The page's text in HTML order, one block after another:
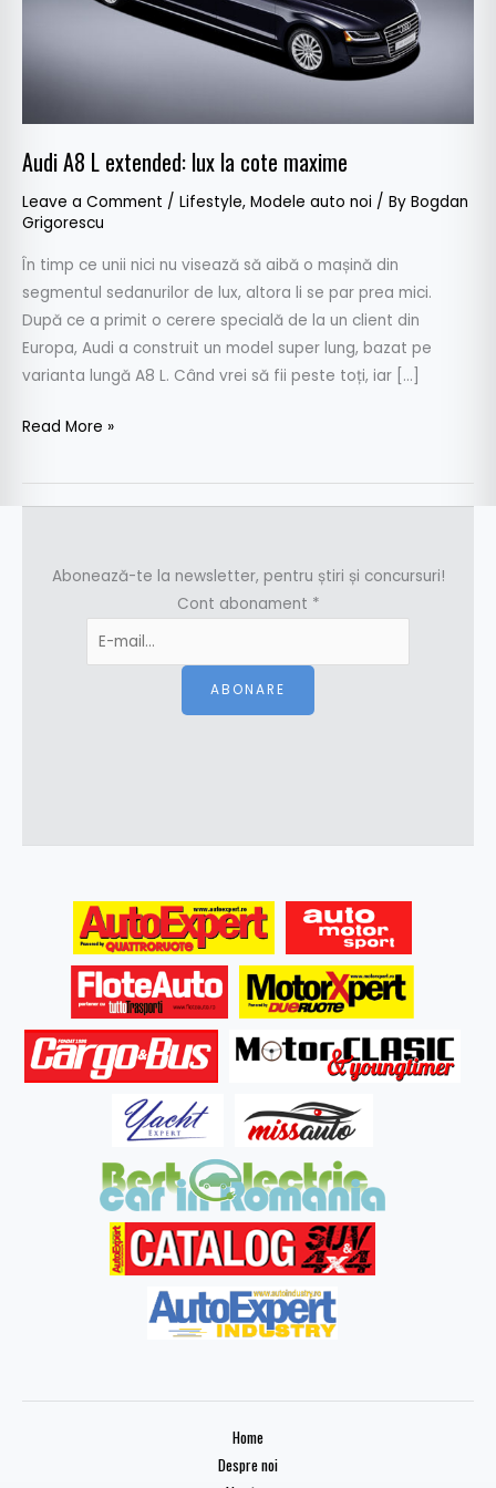
Audi A8 L extended: lux la cote maxime
Leave a Comment / Lifestyle, Modele auto noi / By Bogdan
Grigorescu
În timp ce unii nici nu visează să aibă o mașină din
segmentul sedanurilor de lux, altora li se par prea mici.
După ce a primit o cerere specială de la un client din
Europa, Audi a construit un model super lung, bazat pe
varianta lungă A8 L. Când vrei să fii peste toți, iar […]
Read More »
Abonează-te la newsletter, pentru știri și concursuri!
Cont abonament *
ABONARE
Home
Despre noi